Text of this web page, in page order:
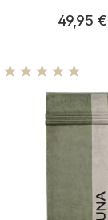
49,95 €